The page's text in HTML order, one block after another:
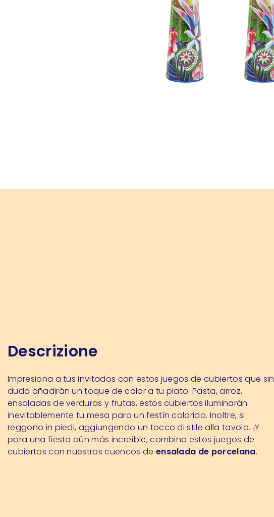
Descrizione
Impresiona a tus invitados con estos juegos de cubiertos que sin
duda añadirán un toque de color a tu plato. Pasta, arroz,
ensaladas de verduras y frutas, estos cubiertos iluminarán
inevitablemente tu mesa para un festín colorido. Inoltre, si
reggono in piedi, aggiungendo un tocco di stile alla tavola. ¡Y
para una fiesta aún más increíble, combina estos juegos de
cubiertos con nuestros cuencos de ensalada de porcelana.